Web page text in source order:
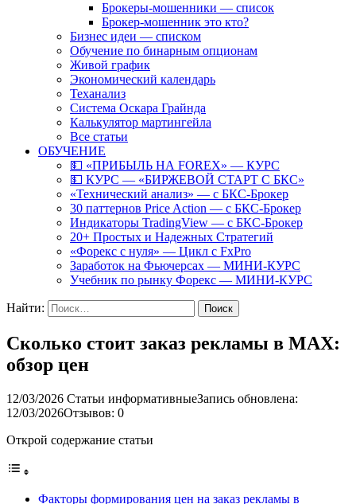
Брокеры-мошенники — список
Брокер-мошенник это кто?
Бизнес идеи — списком
Обучение по бинарным опционам
Живой график
Экономический календарь
Теханализ
Система Оскара Грайнда
Калькулятор мартингейла
Все статьи
ОБУЧЕНИЕ
💵 «ПРИБЫЛЬ НА FOREX» — КУРС
💵 КУРС — «БИРЖЕВОЙ СТАРТ С БКС»
«Технический анализ» — с БКС-Брокер
30 паттернов Price Action — с БКС-Брокер
Индикаторы TradingView — с БКС-Брокер
20+ Простых и Надежных Стратегий
«Форекс с нуля» — Цикл с FxPro
Заработок на Фьючерсах — МИНИ-КУРС
Учебник по рынку Форекс — МИНИ-КУРС
Найти:
Сколько стоит заказ рекламы в MAX:
обзор цен
12/03/2026 Статьи информативныеЗапись обновлена:
12/03/2026Отзывов: 0
Открой содержание статьи
Факторы формирования цен на заказ рекламы в